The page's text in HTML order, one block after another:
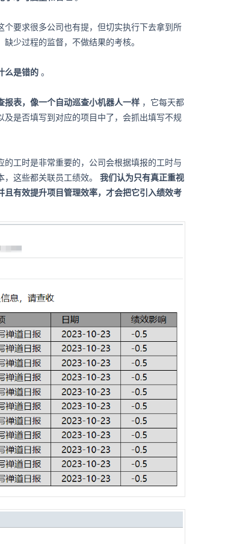
要求很多公司也有提，但切实执行下去拿到所
少过程的监督，不做结果的考核。
么是错的 。
报表，像一个自动巡查小机器人一样 ，它每天都
是否填写到对应的项目中了，会抓出填写不规
工时是非常重要的，公司会根据填报的工时与
，这些都关联员工绩效。 我们认为只有真正重视
且有效提升项目管理效率，才会把它引入绩效考